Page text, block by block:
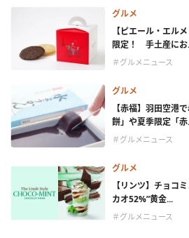
グルメ
【ピエール・エル
限定！ 手土産にお
＃グルメニュース
グルメ
【赤福】羽田空港
餅」や夏季限定「赤
＃グルメニュース
グルメ
【リンツ】チョコ
カオ52%”黄金...
＃グルメニュース